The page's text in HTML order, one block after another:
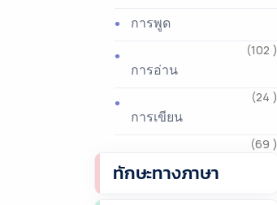
การพูด
(102 )
การอ่าน
(24 )
การเขียน
(69 )
ทักษะทางภาษา